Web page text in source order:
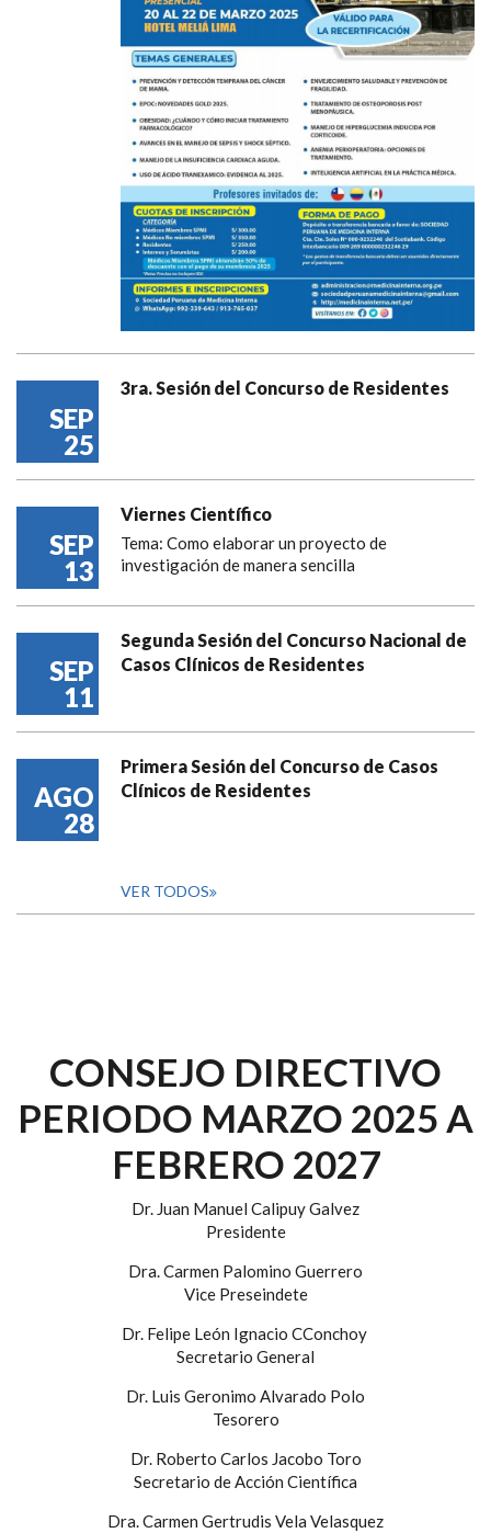
SEP
25
3ra. Sesión del Concurso de Residentes
SEP
13
Viernes Científico
Tema: Como elaborar un proyecto de
investigación de manera sencilla
SEP
11
Segunda Sesión del Concurso Nacional de
Casos Clínicos de Residentes
AGO
28
Primera Sesión del Concurso de Casos
Clínicos de Residentes
VER TODOS
CONSEJO DIRECTIVO
PERIODO MARZO 2025 A
FEBRERO 2027
Dr. Juan Manuel Calipuy Galvez
Presidente
Dra. Carmen Palomino Guerrero
Vice Preseindete
Dr. Felipe León Ignacio CConchoy
Secretario General
Dr. Luis Geronimo Alvarado Polo
Tesorero
Dr. Roberto Carlos Jacobo Toro
Secretario de Acción Científica
Dra. Carmen Gertrudis Vela Velasquez